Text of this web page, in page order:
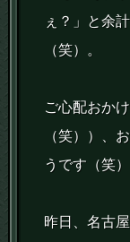
ぇ？」と余
（笑）。
ご心配おか
（笑））、
うです（笑）
昨日、名古